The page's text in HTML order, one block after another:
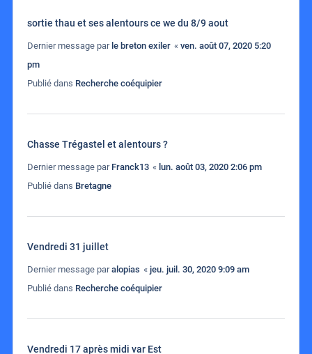
sortie thau et ses alentours ce we du 8/9 aout
Dernier message par le breton exiler « ven. août 07, 2020 5:20
pm
Publié dans Recherche coéquipier
Chasse Trégastel et alentours ?
Dernier message par Franck13 « lun. août 03, 2020 2:06 pm
Publié dans Bretagne
Vendredi 31 juillet
Dernier message paralopias « jeu. juil. 30, 2020 9:09 am
Publié dans Recherche coéquipier
Vendredi 17 après midi var Est